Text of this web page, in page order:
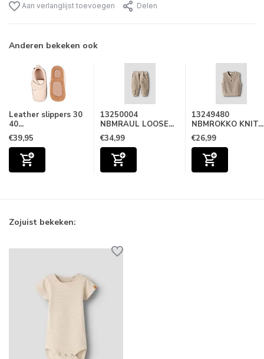
Aan verlanglijst toevoegen Delen
Anderen bekeken ook
Leather slippers 30
40...
€39,95
13250004
NBMRAUL LOOSE...
€34,99
13249480
NBMROKKO KNIT...
€26,99
Zojuist bekeken: